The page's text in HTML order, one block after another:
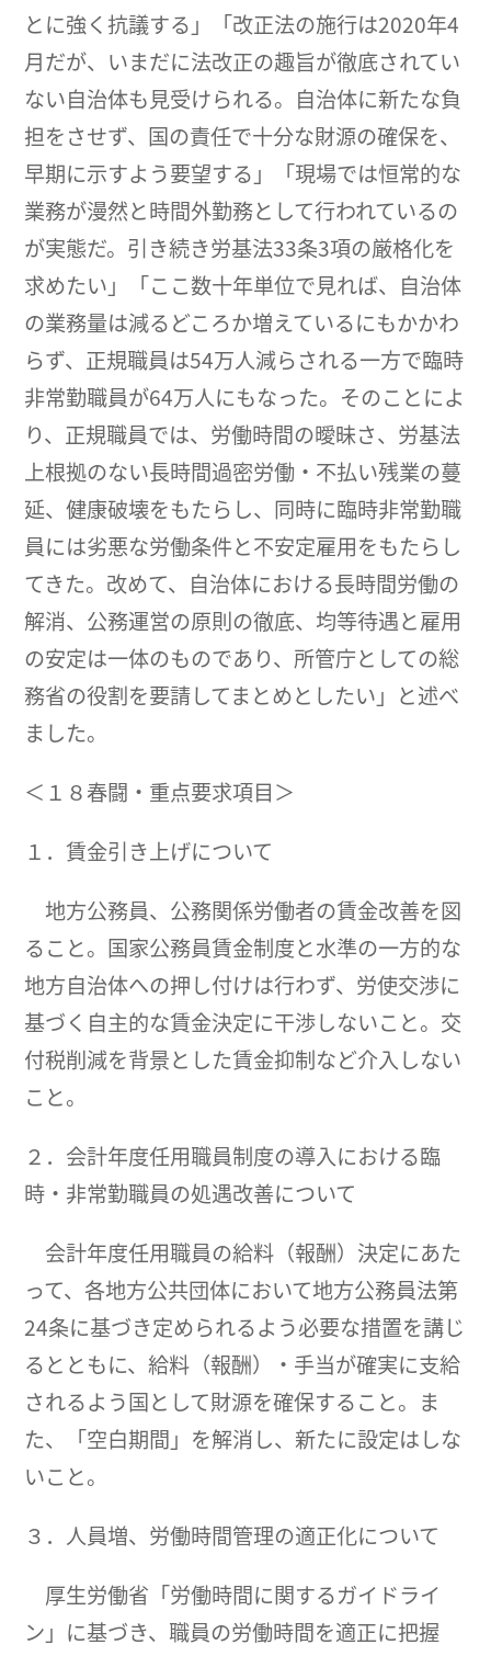
とに強く抗議する」「改正法の施行は2020年4
月だが、いまだに法改正の趣旨が徹底されてい
ない自治体も見受けられる。自治体に新たな負
担をさせず、国の責任で十分な財源の確保を、
早期に示すよう要望する」「現場では恒常的な
業務が漫然と時間外勤務として行われているの
が実態だ。引き続き労基法33条3項の厳格化を
求めたい」「ここ数十年単位で見れば、自治体
の業務量は減るどころか増えているにもかかわ
らず、正規職員は54万人減らされる一方で臨時
非常勤職員が64万人にもなった。そのことによ
り、正規職員では、労働時間の曖昧さ、労基法
上根拠のない長時間過密労働・不払い残業の蔓
延、健康破壊をもたらし、同時に臨時非常勤職
員には劣悪な労働条件と不安定雇用をもたらし
てきた。改めて、自治体における長時間労働の
解消、公務運営の原則の徹底、均等待遇と雇用
の安定は一体のものであり、所管庁としての総
務省の役割を要請してまとめとしたい」と述べ
ました。
＜１８春闘・重点要求項目＞
１．賃金引き上げについて
地方公務員、公務関係労働者の賃金改善を図
ること。国家公務員賃金制度と水準の一方的な
地方自治体への押し付けは行わず、労使交渉に
基づく自主的な賃金決定に干渉しないこと。交
付税削減を背景とした賃金抑制など介入しない
こと。
２．会計年度任用職員制度の導入における臨
時・非常勤職員の処遇改善について
会計年度任用職員の給料（報酬）決定にあた
って、各地方公共団体において地方公務員法第
24条に基づき定められるよう必要な措置を講じ
るとともに、給料（報酬）・手当が確実に支給
されるよう国として財源を確保すること。ま
た、「空白期間」を解消し、新たに設定はしな
いこと。
３．人員増、労働時間管理の適正化について
厚生労働省「労働時間に関するガイドライ
ン」に基づき、職員の労働時間を適正に把握